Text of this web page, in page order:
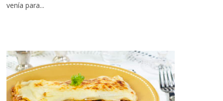
venía para...